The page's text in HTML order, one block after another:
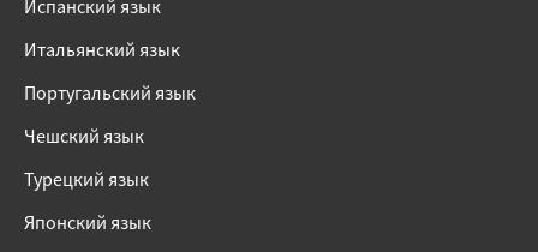
Испанский язык
Итальянский язык
Португальский язык
Чешский язык
Турецкий язык
Японский язык